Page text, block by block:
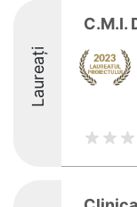
Laureați
C.M.I.